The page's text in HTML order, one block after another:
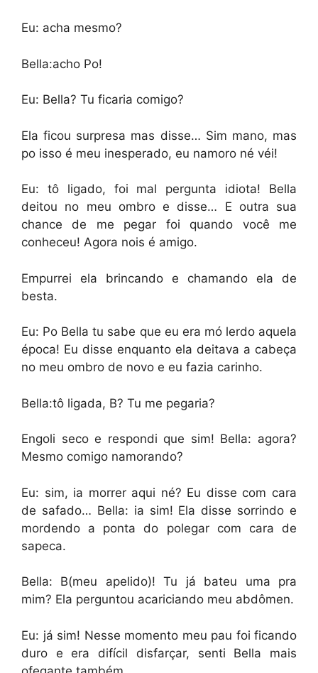
Eu: acha mesmo?
Bella:acho Po!
Eu: Bella? Tu ficaria comigo?
Ela ficou surpresa mas disse… Sim mano, mas
po isso é meu inesperado, eu namoro né véi!
Eu: tô ligado, foi mal pergunta idiota! Bella
deitou no meu ombro e disse… E outra sua
chance de me pegar foi quando você me
conheceu! Agora nois é amigo.
Empurrei ela brincando e chamando ela de
besta.
Eu: Po Bella tu sabe que eu era mó lerdo aquela
época! Eu disse enquanto ela deitava a cabeça
no meu ombro de novo e eu fazia carinho.
Bella:tô ligada, B? Tu me pegaria?
Engoli seco e respondi que sim! Bella: agora?
Mesmo comigo namorando?
Eu: sim, ia morrer aqui né? Eu disse com cara
de safado… Bella: ia sim! Ela disse sorrindo e
mordendo a ponta do polegar com cara de
sapeca.
Bella: B(meu apelido)! Tu já bateu uma pra
mim? Ela perguntou acariciando meu abdômen.
Eu: já sim! Nesse momento meu pau foi ficando
duro e era difícil disfarçar, senti Bella mais